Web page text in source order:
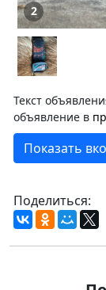
2
Текст
объявление в
Показать
Поделиться: